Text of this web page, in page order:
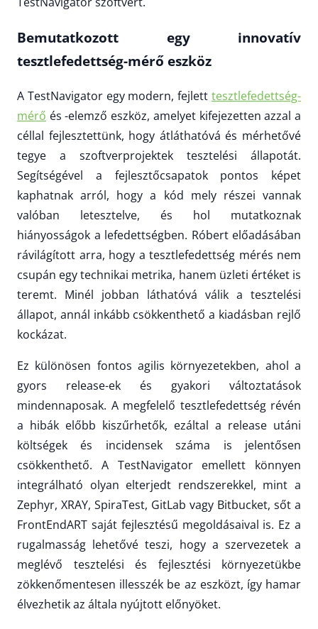
Bemutatkozott egy innovatív
tesztlefedettség-mérő eszköz
A TestNavigator egy modern, fejlett tesztlefedettség-
mérő és -elemző eszköz, amelyet kifejezetten azzal a
céllal fejlesztettünk, hogy átláthatóvá és mérhetővé
tegye a szoftverprojektek tesztelési állapotát.
Segítségével a fejlesztőcsapatok pontos képet
kaphatnak arról, hogy a kód mely részei vannak
valóban letesztelve, és hol mutatkoznak
hiányosságok a lefedettségben. Róbert előadásában
rávilágított arra, hogy a tesztlefedettség mérés nem
csupán egy technikai metrika, hanem üzleti értéket is
teremt. Minél jobban láthatóvá válik a tesztelési
állapot, annál inkább csökkenthető a kiadásban rejlő
kockázat.
Ez különösen fontos agilis környezetekben, ahol a
gyors release-ek és gyakori változtatások
mindennaposak. A megfelelő tesztlefedettség révén
a hibák előbb kiszűrhetők, ezáltal a release utáni
költségek és incidensek száma is jelentősen
csökkenthető. A TestNavigator emellett könnyen
integrálható olyan elterjedt rendszerekkel, mint a
Zephyr, XRAY, SpiraTest, GitLab vagy Bitbucket, sőt a
FrontEndART saját fejlesztésű megoldásaival is. Ez a
rugalmasság lehetővé teszi, hogy a szervezetek a
meglévő tesztelési és fejlesztési környezetükbe
zökkenőmentesen illesszék be az eszközt, így hamar
élvezhetik az általa nyújtott előnyöket.